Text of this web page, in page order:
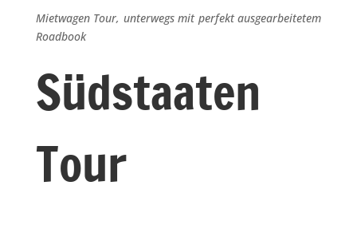
Mietwagen Tour, unterwegs mit perfekt ausgearbeitetem
Roadbook
Südstaaten
Tour